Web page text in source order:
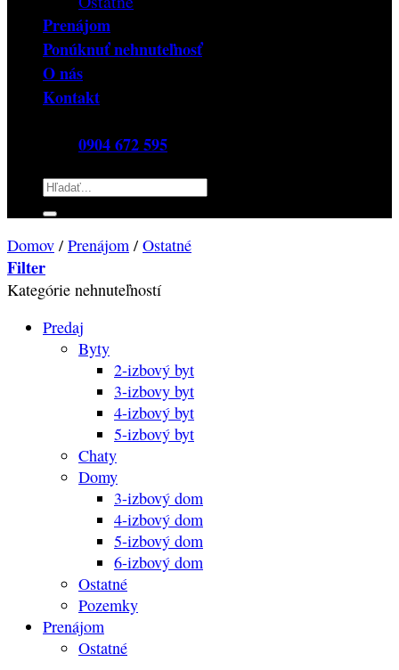
Prenájom
Ponúknuť nehnuteľnosť
O nás
Kontakt
0904 672 595
Hľadať:
Domov / Prenájom / Ostatné
Filter
Kategórie nehnuteľností
Predaj
Byty
2-izbový byt
3-izbovy byt
4-izbový byt
5-izbový byt
Chaty
Domy
3-izbový dom
4-izbový dom
5-izbový dom
6-izbový dom
Ostatné
Pozemky
Prenájom
Ostatné